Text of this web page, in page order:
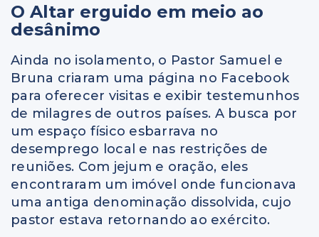
O Altar erguido em meio ao
desânimo
Ainda no isolamento, o Pastor Samuel e
Bruna criaram uma página no Facebook
para oferecer visitas e exibir testemunhos
de milagres de outros países. A busca por
um espaço físico esbarrava no
desemprego local e nas restrições de
reuniões. Com jejum e oração, eles
encontraram um imóvel onde funcionava
uma antiga denominação dissolvida, cujo
pastor estava retornando ao exército.